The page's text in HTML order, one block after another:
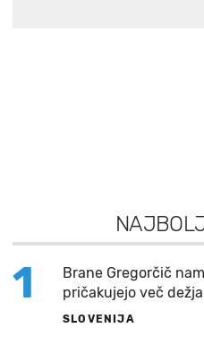
1
Brane Gregorčič
pričakujejo več
SLOVENIJA